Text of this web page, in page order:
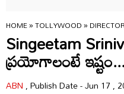
HOME»TOLLYWOOD»
Singeetam
ప్రయోగాలంటే ఇష్టం...
ABN, Publish Date - Jun 17 ,